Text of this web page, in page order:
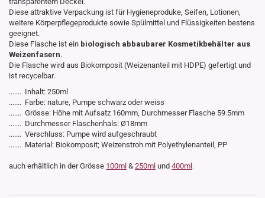
Diese attraktive Verpackung ist für Hygieneproduke, Seifen, Lotionen,
weitere Körperpflegeprodukte sowie Spülmittel und Flüssigkeiten bestens
geeignet.
Diese Flasche ist ein biologisch abbaubarer Kosmetikbehälter aus
Weizenfasern.
Die Flasche wird aus Biokomposit (Weizenanteil mit HDPE) gefertigt und
ist recycelbar.
....... Inhalt: 250ml
....... Farbe: nature, Pumpe schwarz oder weiss
....... Grösse: Höhe mit Aufsatz 160mm, Durchmesser Flasche 59.5mm
....... Durchmesser Flaschenhals: Ø18mm
....... Verschluss: Pumpe wird aufgeschraubt
....... Material: Biokomposit; Weizenstroh mit Polyethylenanteil, PP
auch erhältlich in der Grösse 100ml & 250ml und 400ml .